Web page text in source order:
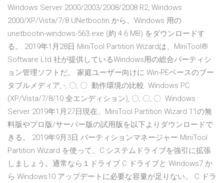
Windows Server 2000/2003/2008/2008 R2, Windows
2000/XP/Vista/7/8 UNetbootin から、Windows 用の
unetbootin-windows-563.exe (約 4.6 MB) をダウンロードす
る。 2019年1月28日 MiniTool Partition Wizardは、MiniTool®
Software Ltd.社が提供しているWindows用の総合パーティシ
ョン管理ソフトだ。 家庭ユーザー向けに Win-PEベースのブー
タブルメディア, -, 〇, 〇. 動作環境の比較. Windows PC
(XP/Vista/7/8/10 全エンディション), 〇, 〇, 〇. Windows
Server 2019年1月27日現在、MiniTool Partition Wizard 11の無
料版やプロ版/サーバー版の試用版を以下よりダウンロードで
きる。 2019年9月3日 パーティションマネージャー MiniTool
Partition Wizard を使って、C:システムドライブを強引に拡張
しましょう。通常なら１ドライブ C ドライブと Windows7 か
ら Windows10 アップデートに必要な容量が足りない。 C ドラ